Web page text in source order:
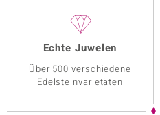
Echte Juwelen
Über 500 verschiedene
Edelsteinvarietäten